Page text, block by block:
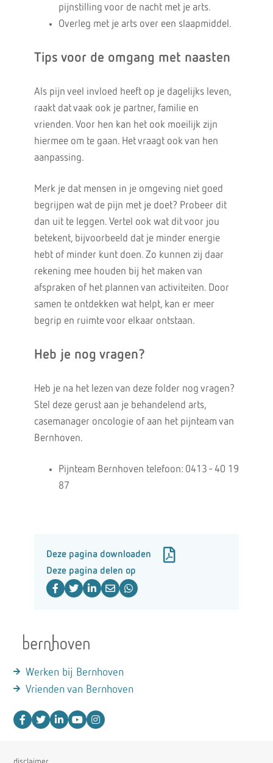
pijnstilling voor de nacht met je arts.
Overleg met je arts over een slaapmiddel.
Tips voor de omgang met naasten
Als pijn veel invloed heeft op je dagelijks leven,
raakt dat vaak ook je partner, familie en
vrienden. Voor hen kan het ook moeilijk zijn
hiermee om te gaan. Het vraagt ook van hen
aanpassing.
Merk je dat mensen in je omgeving niet goed
begrijpen wat de pijn met je doet? Probeer dit
dan uit te leggen. Vertel ook wat dit voor jou
betekent, bijvoorbeeld dat je minder energie
hebt of minder kunt doen. Zo kunnen zij daar
rekening mee houden bij het maken van
afspraken of het plannen van activiteiten. Door
samen te ontdekken wat helpt, kan er meer
begrip en ruimte voor elkaar ontstaan.
Heb je nog vragen?
Heb je na het lezen van deze folder nog vragen?
Stel deze gerust aan je behandelend arts,
casemanager oncologie of aan het pijnteam van
Bernhoven.
Pijnteam Bernhoven telefoon: 0413 - 40 19
87
Deze pagina downloaden
Deze pagina delen op
Werken bij Bernhoven
Vrienden van Bernhoven